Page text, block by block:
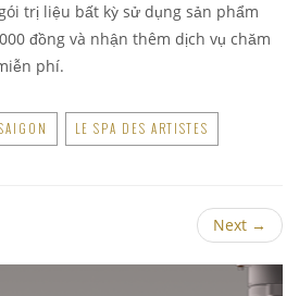
trị liệu bất kỳ sử dụng sản phẩm
đồng và nhận thêm dịch vụ chăm
phí.
LE SPA DES ARTISTES
Next →